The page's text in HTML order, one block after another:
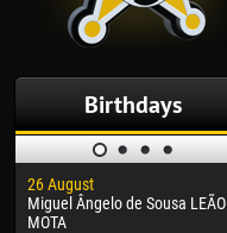
Birthdays
26 August
Miguel Ângelo de Sousa LEÃO
MOTA